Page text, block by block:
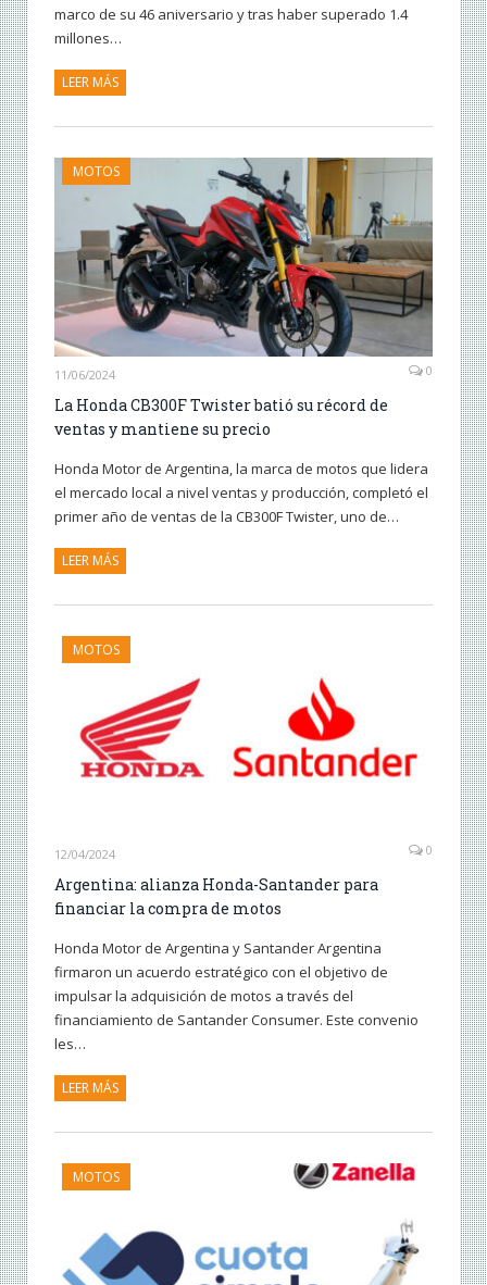
marco de su 46 aniversario y tras haber superado 1.4
millones…
LEER MÁS
MOTOS
11/06/2024 0
La Honda CB300F Twister batió su récord de
ventas y mantiene su precio
Honda Motor de Argentina, la marca de motos que lidera
el mercado local a nivel ventas y producción, completó el
primer año de ventas de la CB300F Twister, uno de…
LEER MÁS
MOTOS
12/04/2024 0
Argentina: alianza Honda-Santander para
financiar la compra de motos
Honda Motor de Argentina y Santander Argentina
firmaron un acuerdo estratégico con el objetivo de
impulsar la adquisición de motos a través del
financiamiento de Santander Consumer. Este convenio
les…
LEER MÁS
MOTOS